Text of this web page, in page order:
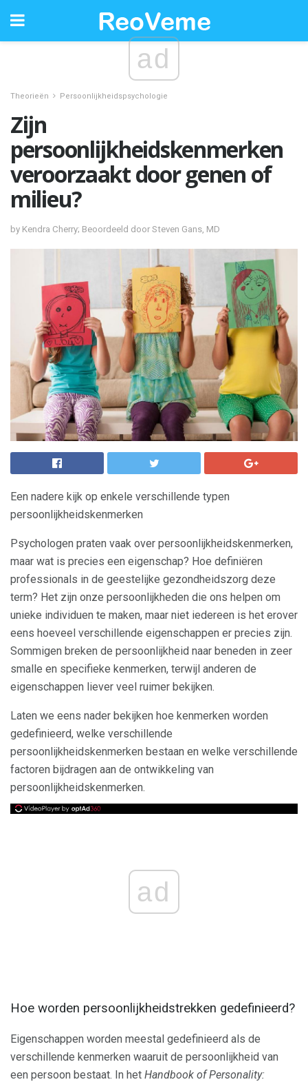
ad
Theorieën Persoonlijkheidspsychologie
Zijn
persoonlijkheidskenmerken
veroorzaakt door genen of
milieu?
by Kendra Cherry; Beoordeeld door Steven Gans, MD
Een nadere kijk op enkele verschillende typen
persoonlijkheidskenmerken
Psychologen praten vaak over persoonlijkheidskenmerken,
maar wat is precies een eigenschap? Hoe definiëren
professionals in de geestelijke gezondheidszorg deze
term? Het zijn onze persoonlijkheden die ons helpen om
unieke individuen te maken, maar niet iedereen is het erover
eens hoeveel verschillende eigenschappen er precies zijn.
Sommigen breken de persoonlijkheid naar beneden in zeer
smalle en specifieke kenmerken, terwijl anderen de
eigenschappen liever veel ruimer bekijken.
Laten we eens nader bekijken hoe kenmerken worden
gedefinieerd, welke verschillende
persoonlijkheidskenmerken bestaan ​​en welke verschillende
factoren bijdragen aan de ontwikkeling van
persoonlijkheidskenmerken.
ad
Hoe worden persoonlijkheidstrekken gedefinieerd?
Eigenschappen worden meestal gedefinieerd als de
verschillende kenmerken waaruit de persoonlijkheid van
een persoon bestaat. In het Handbook of Personality: